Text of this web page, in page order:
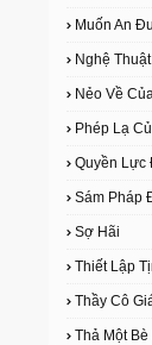
Muốn An
Nghệ
Nẻo Về
Phép Lạ
Quyền Lực
Sám Pháp
Sợ Hãi
Thiết Lập
Thầy Cô
Thả Một Bè